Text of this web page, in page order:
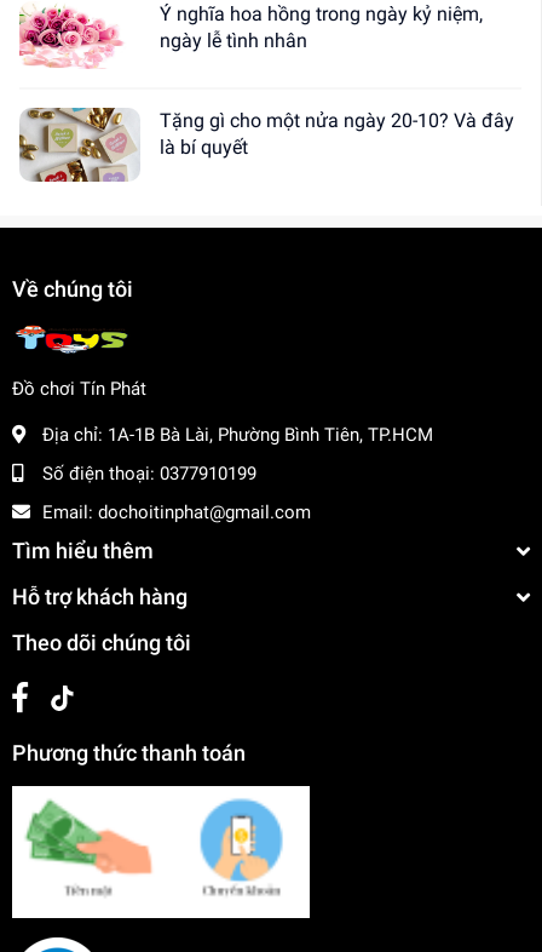
Ý nghĩa hoa hồng trong ngày kỷ niệm,
ngày lễ tình nhân
Tặng gì cho một nửa ngày 20-10? Và đây
là bí quyết
Về chúng tôi
Đồ chơi Tín Phát
Địa chỉ: 1A-1B Bà Lài, Phường Bình Tiên, TP.HCM
Số điện thoại: 0377910199
Email: dochoitinphat@gmail.com
Tìm hiểu thêm
Hỗ trợ khách hàng
Theo dõi chúng tôi
Phương thức thanh toán